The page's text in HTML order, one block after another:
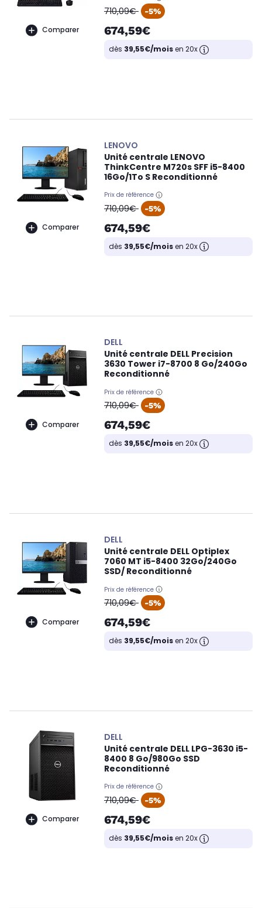
Comparer
oldPrice
710,09€ -5%
674,59€
dès 39,55€/moisen 20x
Comparer
LENOVO
Unité centrale LENOVO
ThinkCentre M720s SFF i5-8400
16Go/1To S Reconditionné
Prix de référence
oldPrice
710,09€ -5%
674,59€
dès 39,55€/moisen 20x
Comparer
DELL
Unité centrale DELL Precision
3630 Tower i7-8700 8 Go/240Go
Reconditionné
Prix de référence
oldPrice
710,09€ -5%
674,59€
dès 39,55€/moisen 20x
Comparer
DELL
Unité centrale DELL Optiplex
7060 MT i5-8400 32Go/240Go
SSD/ Reconditionné
Prix de référence
oldPrice
710,09€ -5%
674,59€
dès 39,55€/moisen 20x
Comparer
DELL
Unité centrale DELL LPG-3630 i5-
8400 8 Go/980Go SSD
Reconditionné
Prix de référence
oldPrice
710,09€ -5%
674,59€
dès 39,55€/moisen 20x